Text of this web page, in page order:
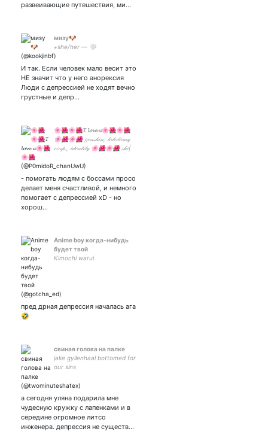
развеивающие путешествия, ми…
мизу🐶
⋆she/her — 🤍
И так. Если человек мало весит это
НЕ значит что у него анорексия
Люди с депрессией не ходят вечно
грустные и депр…
🌸🌺🌸🌺𝓘 𝓵𝓸𝓿𝓮 𝓾🌸🌺🌸🌺
🌸🌺🌸🌺 𝑔𝑒𝓃𝓈𝒽𝒾𝓃, 𝓁𝑜𝒷𝑜𝓉𝑜𝓂𝓎
𝒸𝑜𝓇𝓅., 𝒾𝒹𝑒𝓃𝓉𝒾𝓉𝓎 🌸🌺🌸🌺 𝓈𝒽𝑒|
- помогать людям с боссами просо
делает меня счастливой, и немного
помогает с депрессией xD - но
хорош…
Anime boy когда-нибудь
будет твой
Kimochi warui.
пред дрная депрессия началась ага
🤣
свиная голова на палке
jake gyllenhaal bottomed for
our sins
а сегодня уляна подарила мне
чудесную кружку с лапенками и в
середине огромное литсо
инженера. депрессия не существ…